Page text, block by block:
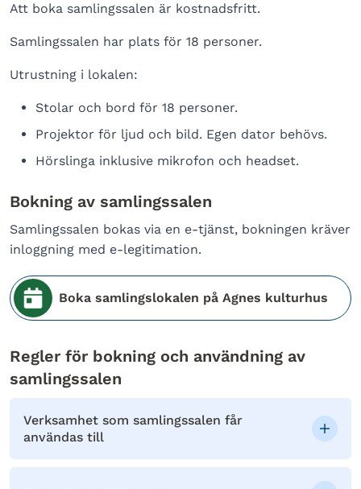
Att boka samlingssalen är kostnadsfritt.
Samlingssalen har plats för 18 personer.
Utrustning i lokalen:
Stolar och bord för 18 personer.
Projektor för ljud och bild. Egen dator behövs.
Hörslinga inklusive mikrofon och headset.
Bokning av samlingssalen
Samlingssalen bokas via en e-tjänst, bokningen kräver
inloggning med e-legitimation.
Boka samlingslokalen på Agnes kulturhus
Regler för bokning och användning av
samlingssalen
Verksamhet som samlingssalen får
användas till